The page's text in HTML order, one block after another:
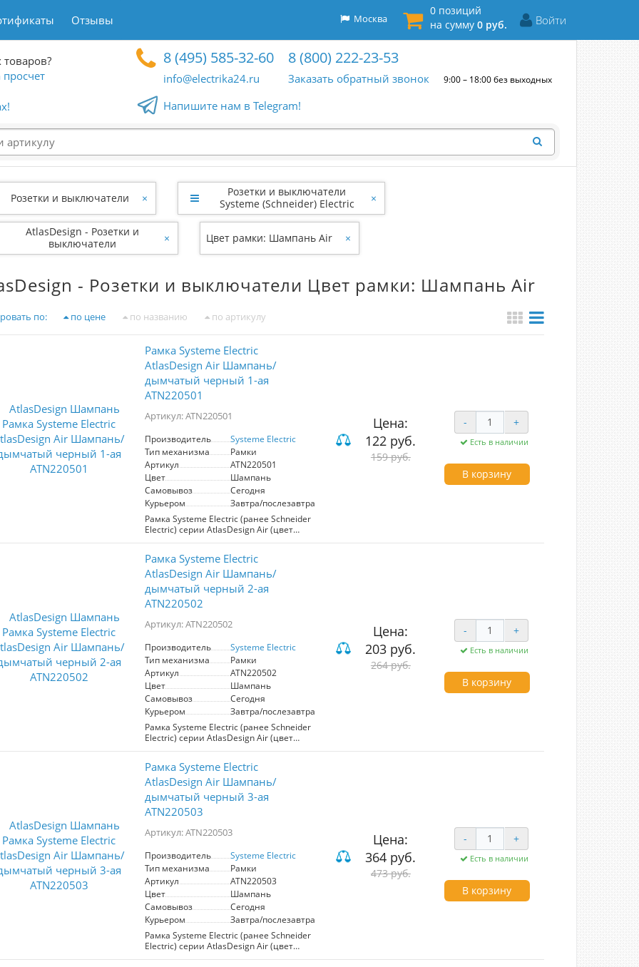
Отзывы Войти
0 позиций
на сумму 0 руб.
Москва
8 (495) 585-32-60
info@electrika24.ru
8 (800) 222-23-53
Заказать обратный звонок 9:00 – 18:00 без выходных
Напишите нам в Telegram!
Розетки и выключатели ×
Розетки и выключатели
Systeme (Schneider) Electric
×
AtlasDesign - Розетки и
выключатели
× Цвет рамки: Шампань Air ×
- Розетки и выключатели Цвет рамки: Шампань Air
по: по цене по названию по артикулу
Рамка Systeme Electric
AtlasDesign Air Шампань/
дымчатый черный 1-ая
ATN220501
Артикул: ATN220501
Производитель
Systeme Electric
Тип механизма
Рамки
Артикул
ATN220501
Цвет
Шампань
Самовывоз
Сегодня
Курьером
Завтра/послезавтра
Рамка Systeme Electric (ранее Schneider
Electric) серии AtlasDesign Air (цвет
шампань) одинарная. Лицевые детали
устойчивого к царапинам и УФ-
излучению. Дизайн рамок AtlasDesign
Air создает иллюзию парения,
придавая интерьеру легкость и
воздушность. Преобразите свой дом с
которые станут изысканным
различной цветовой гамме.
Цена:
122 руб.
159 руб.
- +
Есть в наличии
В корзину
Рамка Systeme Electric
AtlasDesign Air Шампань/
дымчатый черный 2-ая
ATN220502
Артикул: ATN220502
Производитель
Systeme Electric
Тип механизма
Рамки
Артикул
ATN220502
Цвет
Шампань
Самовывоз
Сегодня
Курьером
Завтра/послезавтра
Рамка Systeme Electric (ранее Schneider
Electric) серии AtlasDesign Air (цвет
шампань) двухместная. Лицевые
устойчивого к царапинам и УФ-
излучению. Дизайн рамок AtlasDesign
Air создает иллюзию парения,
придавая интерьеру легкость и
воздушность. Преобразите свой дом с
которые станут изысканным
различной цветовой гамме.
Цена:
203 руб.
264 руб.
- +
Есть в наличии
В корзину
Рамка Systeme Electric
AtlasDesign Air Шампань/
дымчатый черный 3-ая
ATN220503
Артикул: ATN220503
Производитель
Systeme Electric
Тип механизма
Рамки
Артикул
ATN220503
Цвет
Шампань
Самовывоз
Сегодня
Курьером
Завтра/послезавтра
Рамка Systeme Electric (ранее Schneider
Electric) серии AtlasDesign Air (цвет
шампань) трехместная. Лицевые
Цена:
364 руб.
473 руб.
- +
Есть в наличии
В корзину